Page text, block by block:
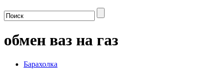
обмен ваз на газ
Барахолка